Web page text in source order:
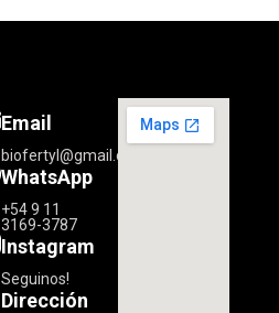
Email
biofertyl@gmail.com
WhatsApp
+54 9 11
3169-3787
Instagram
Seguinos!
Dirección